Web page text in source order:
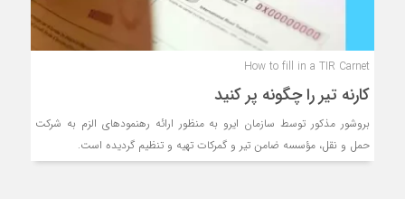
How to fill in a TIR Carnet
کارنه تیر را چگونه پر کنید
بروشور مذکور توسط سازمان ایرو به منظور ارائه رهنمودهای الزم به شرکت
حمل و نقل، مؤسسه ضامن تیر و گمرکات تهیه و تنظیم گردیده است.